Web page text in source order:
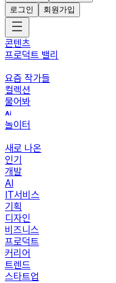
로그인
회원가입
콘텐츠
프로덕트 밸리
요즘 작가들
컬렉션
물어봐
놀이터
새로 나온
인기
개발
AI
IT서비스
기획
디자인
비즈니스
프로덕트
커리어
트렌드
스타트업